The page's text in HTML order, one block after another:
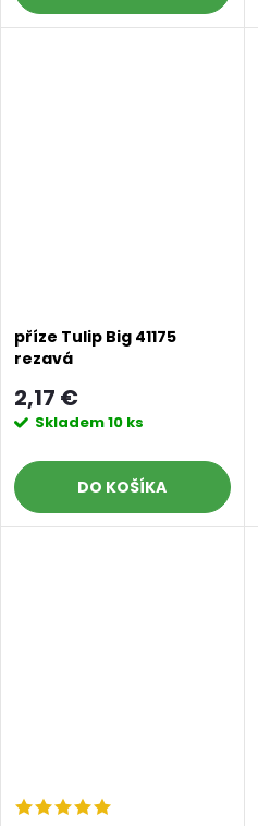
příze Tulip Big 41175
rezavá
2,17 €
Skladem10 ks
DO KOŠÍKA